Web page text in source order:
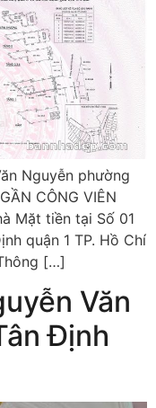
Nguyễn phường
CÔNG VIÊN
Mặt tiền tại Số 01
quận 1 TP. Hồ Chí
[…]
Văn
Định